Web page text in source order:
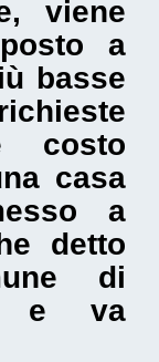
viene
a
basse
costo
casa
a
detto
di
e va